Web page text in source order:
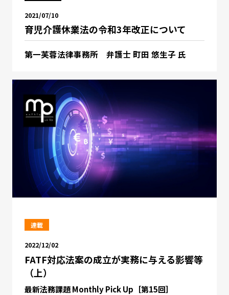
2021/07/10
育児介護休業法の令和3年改正について
第一芙蓉法律事務所 弁護士 町田 悠生子 氏
連載
2022/12/02
FATF対応法案の成立が実務に与える影響等
（上）
最新法務課題 Monthly Pick Up［第15回］